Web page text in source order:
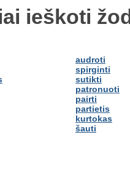
ieškoti
audroti
spirginti
sutikti
patronuoti
pairti
partietis
kurtokas
šauti